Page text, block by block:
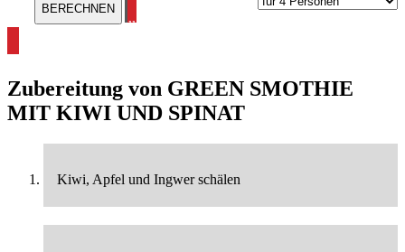
alle Smoothie Rezepte ansehen
Zubereitung von GREEN SMOTHIE
MIT KIWI UND SPINAT
Kiwi, Apfel und Ingwer schälen